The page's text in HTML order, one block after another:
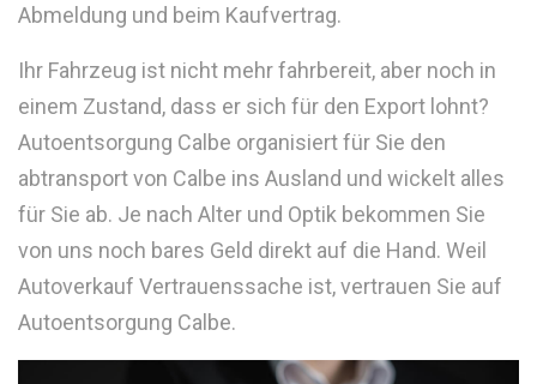
Abmeldung und beim Kaufvertrag.
Ihr Fahrzeug ist nicht mehr fahrbereit, aber noch in
einem Zustand, dass er sich für den Export lohnt?
Autoentsorgung Calbe organisiert für Sie den
abtransport von Calbe ins Ausland und wickelt alles
für Sie ab. Je nach Alter und Optik bekommen Sie
von uns noch bares Geld direkt auf die Hand. Weil
Autoverkauf Vertrauenssache ist, vertrauen Sie auf
Autoentsorgung Calbe.